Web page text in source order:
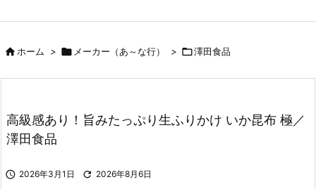
ホーム >  メーカー（あ～な行） > 澤田食品
高級感あり！旨みたっぷり生ふりかけ いか昆布 極／
澤田食品
 2026年3月1日  2026年8月6日